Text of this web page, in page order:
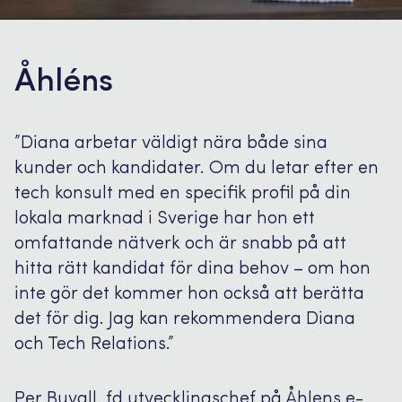
Åhléns
”Diana arbetar väldigt nära både sina
kunder och kandidater. Om du letar efter en
tech konsult med en specifik profil på din
lokala marknad i Sverige har hon ett
omfattande nätverk och är snabb på att
hitta rätt kandidat för dina behov – om hon
inte gör det kommer hon också att berätta
det för dig. Jag kan rekommendera Diana
och Tech Relations.”